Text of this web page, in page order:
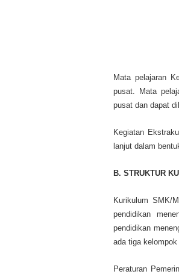
Mata pelajaran
pusat. Mata
pusat dan dapat
Kegiatan
lanjut dalam
B. STRUKTUR
Kurikulum SMK/
pendidikan
pendidikan
ada tiga
Peraturan